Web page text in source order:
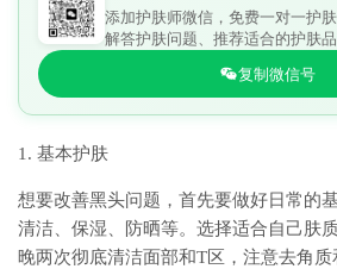
添加护肤师微信，免费一对一护
解答护肤问题、推荐适合的护肤品
复制微信号
1. 基本护肤
想要改善黑头问题，首先要做好日常的
清洁、保湿、防晒等。选择适合自己肤
晚两次彻底清洁面部和T区，注意去角